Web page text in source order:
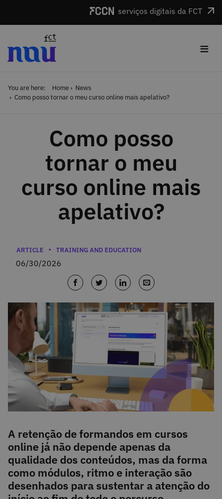
serviços digitais da FCT
≡
You are here: Home
News
Como posso tornar o meu curso online mais apelativo?
Como posso
tornar o meu
curso online mais
apelativo?
Categories
ARTICLE TRAINING AND EDUCATION
06/30/2026
A retenção de formandos em cursos
online já não depende apenas da
qualidade dos conteúdos, mas da forma
como módulos, ritmo e interação são
desenhados para sustentar a atenção do